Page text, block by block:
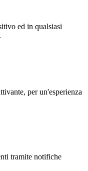
ed in qualsiasi
per un'esperienza
tramite notifiche